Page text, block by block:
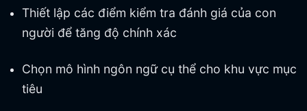
Thiết lập các điểm kiểm tra đánh giá của con
người để tăng độ chính xác
Chọn mô hình ngôn ngữ cụ thể cho khu vực mục
tiêu